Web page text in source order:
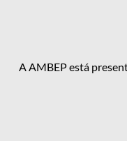
A AMBEP está